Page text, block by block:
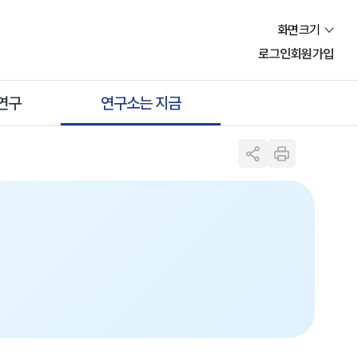
화면크기
로그인회원가입
구 연구소는 지금